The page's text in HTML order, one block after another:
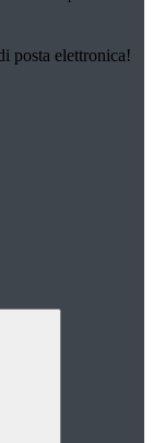
posta elettronica!